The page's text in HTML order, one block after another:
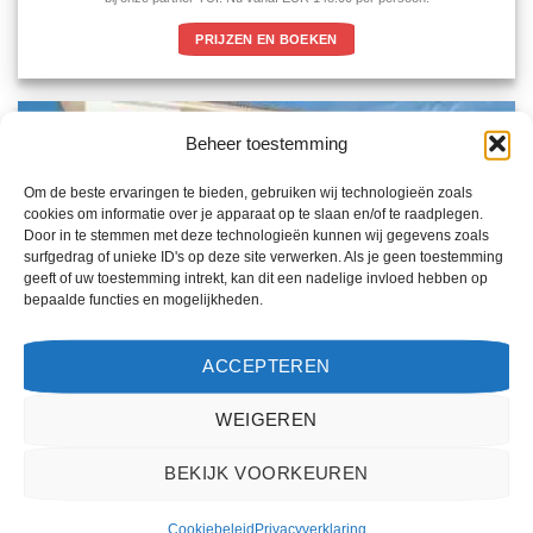
Beheer toestemming
Om de beste ervaringen te bieden, gebruiken wij technologieën zoals
cookies om informatie over je apparaat op te slaan en/of te raadplegen.
Door in te stemmen met deze technologieën kunnen wij gegevens zoals
surfgedrag of unieke ID's op deze site verwerken. Als je geen toestemming
geeft of uw toestemming intrekt, kan dit een nadelige invloed hebben op
bepaalde functies en mogelijkheden.
ACCEPTEREN
WEIGEREN
BEKIJK VOORKEUREN
CookiebeleidPrivacyverklaring
PRIJZEN EN BOEKEN